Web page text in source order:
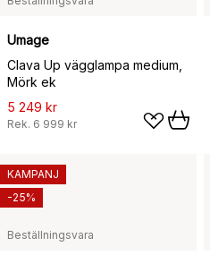
Umage
Clava Up vägglampa medium,
Mörk ek
5 249 kr
Rek. 6 999 kr
Beställningsvara
KAMPANJ
-25%